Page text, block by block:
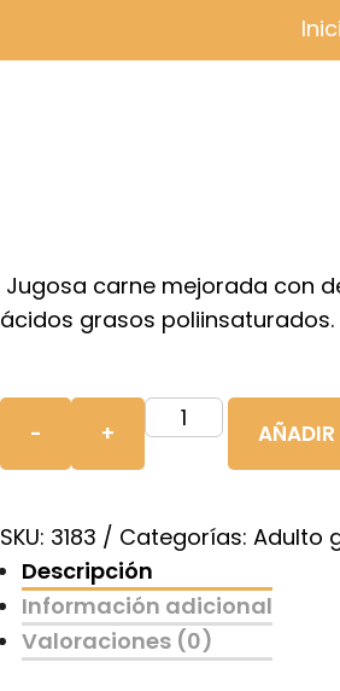
Jugosa carne mejorada con
ácidos grasos poliinsaturados.
-
LEONARDO
SOBRES
cantidad
+
SKU: 3183 Categorías: Adulto
Descripción
Información adicional
Valoraciones (0)